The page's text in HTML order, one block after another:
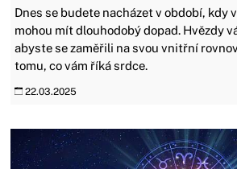
Dnes se budete nacházet v období, kdy
mohou mít dlouhodobý dopad. Hvězdy
abyste se zaměřili na svou vnitřní
tomu, co vám říká srdce.
22.03.2025